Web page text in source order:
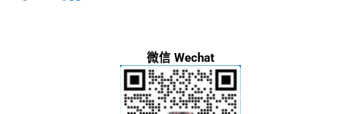
微信 Wechat